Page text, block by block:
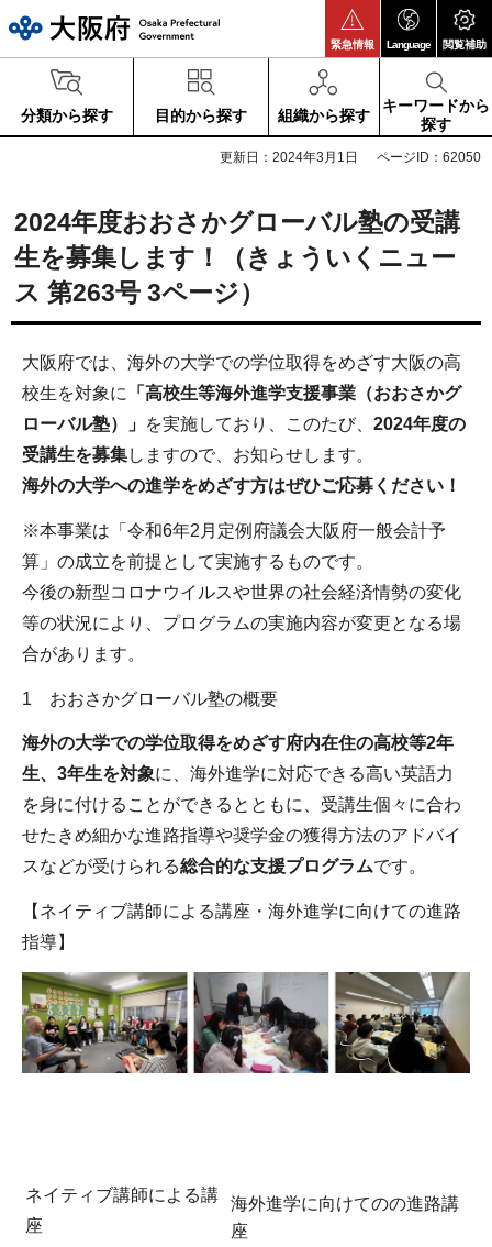
緊急情報 Language 閲覧補助
分類から探す 目的から探す 組織から探す
キーワードから
探す
更新日：2024年3月1日 ページID：62050
2024年度おおさかグローバル塾の受講
生を募集します！（きょういくニュー
ス 第263号 3ページ）
大阪府では、海外の大学での学位取得をめざす大阪の高
校生を対象に
「高校生等海外進学支援事業（おおさかグ
ローバル塾）」 を実施しており、このたび、 2024年度の
受講生を募集しますので、お知らせします。
海外の大学への進学をめざす方はぜひご応募ください！
※本事業は「令和6年2月定例府議会大阪府一般会計予
算」の成立を前提として実施するものです。
今後の新型コロナウイルスや世界の社会経済情勢の変化
等の状況により、プログラムの実施内容が変更となる場
合があります。
1 おおさかグローバル塾の概要
海外の大学での学位取得をめざす府内在住の高校等2年
生、3年生を対象に、海外進学に対応できる高い英語力
を身に付けることができるとともに、受講生個々に合わ
せたきめ細かな進路指導や奨学金の獲得方法のアドバイ
スなどが受けられる総合的な支援プログラムです。
【ネイティブ講師による講座・海外進学に向けての進路
指導】
ネイティブ講師による講
座
海外進学に向けてのの進路講
座